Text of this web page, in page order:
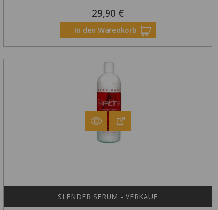
Preis
29,90 €
In den Warenkorb
SLENDER SERUM - VERKAUF